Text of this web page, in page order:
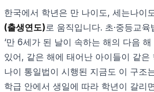
한국에서 학년은 만 나이도, 세는나이
(출생연도) 로 움직입니다. 초·중등교
‘만 6세가 된 날이 속하는 해의 다음
있어, 같은 해에 태어난 아이들이 같은
나이 통일법이 시행된 지금도 이 구조
학급 안에서 생일에 따라 학년이 갈리